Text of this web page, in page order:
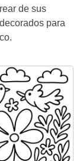
de sus
para